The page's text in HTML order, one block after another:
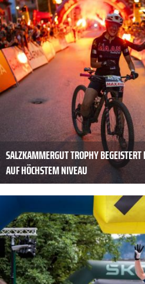
SALZKAMMERGUT TROPHY
AUF HÖCHSTEM NIVEAU